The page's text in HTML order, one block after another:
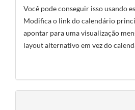
Você pode conseguir isso usando
Modifica o link do calendário
apontar para uma visualização
layout alternativo em vez do